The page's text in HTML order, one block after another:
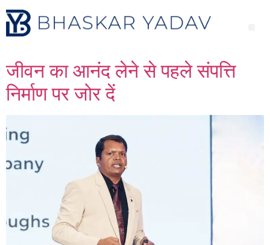
जीवन का आनंद लेने से पहले संपत्ति
निर्माण पर जोर दें